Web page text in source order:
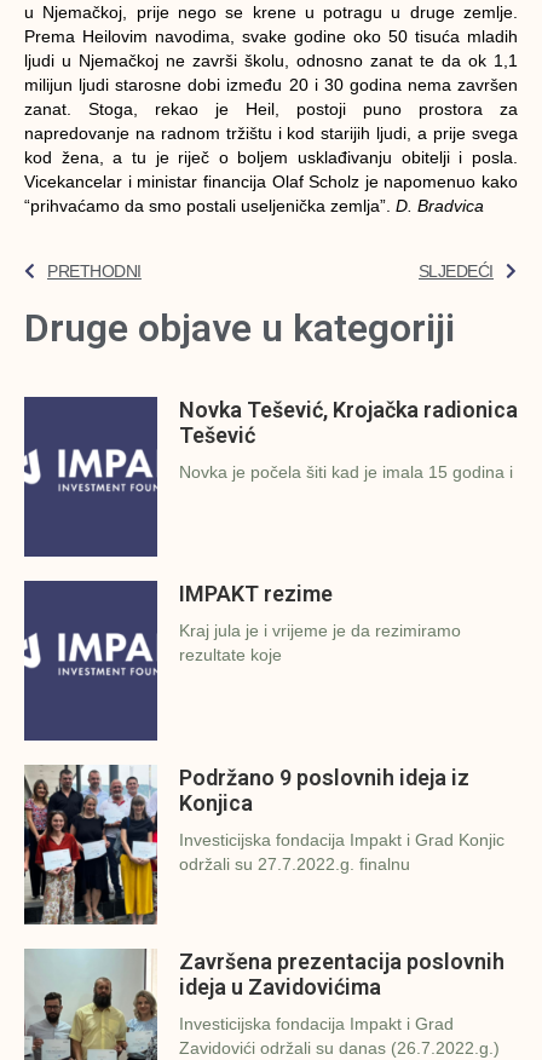
u Njemačkoj, prije nego se krene u potragu u druge zemlje.
Prema Heilovim navodima, svake godine oko 50 tisuća mladih
ljudi u Njemačkoj ne završi školu, odnosno zanat te da ok 1,1
milijun ljudi starosne dobi između 20 i 30 godina nema završen
zanat. Stoga, rekao je Heil, postoji puno prostora za
napredovanje na radnom tržištu i kod starijih ljudi, a prije svega
kod žena, a tu je riječ o boljem usklađivanju obitelji i posla.
Vicekancelar i ministar financija Olaf Scholz je napomenuo kako
“prihvaćamo da smo postali useljenička zemlja”. D. Bradvica
PRETHODNI SLJEDEĆI
Druge objave u kategoriji
Novka Tešević, Krojačka radionica
Tešević
Novka je počela šiti kad je imala 15 godina i
IMPAKT rezime
Kraj jula je i vrijeme je da rezimiramo
rezultate koje
Podržano 9 poslovnih ideja iz
Konjica
Investicijska fondacija Impakt i Grad Konjic
održali su 27.7.2022.g. finalnu
Završena prezentacija poslovnih
ideja u Zavidovićima
Investicijska fondacija Impakt i Grad
Zavidovići održali su danas (26.7.2022.g.)